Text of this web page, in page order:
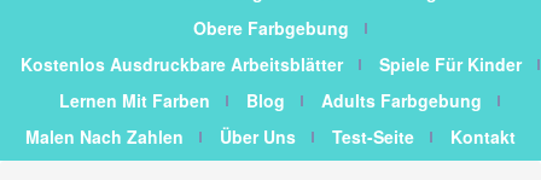
Obere Farbgebung
Kostenlos Ausdruckbare Arbeitsblätter
Spiele Für Kinder
Lernen Mit Farben
Blog
Adults Farbgebung
Malen Nach Zahlen
Über Uns Test-Seite Kontakt